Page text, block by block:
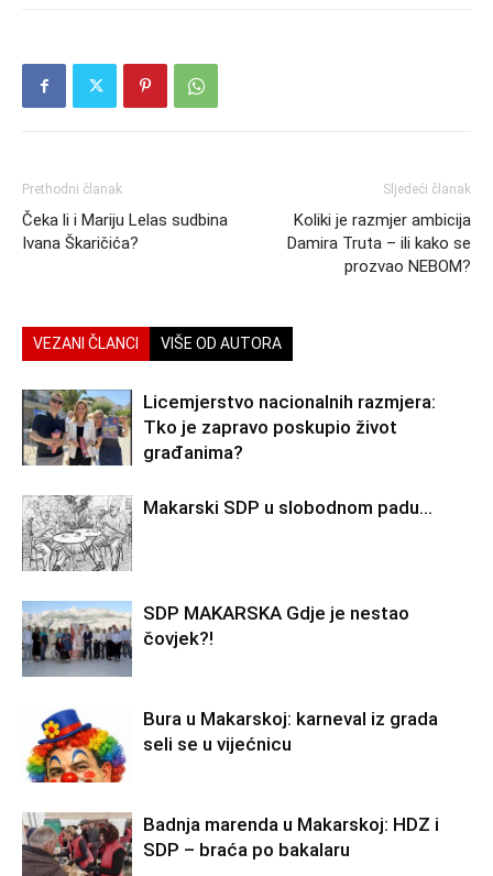
Prethodni članak
Čeka li i Mariju Lelas sudbina
Ivana Škaričića?
Sljedeći članak
Koliki je razmjer ambicija
Damira Truta – ili kako se
prozvao NEBOM?
VEZANI ČLANCI VIŠE OD AUTORA
Licemjerstvo nacionalnih razmjera:
Tko je zapravo poskupio život
građanima?
Makarski SDP u slobodnom padu…
SDP MAKARSKA Gdje je nestao
čovjek?!
Bura u Makarskoj: karneval iz grada
seli se u vijećnicu
Badnja marenda u Makarskoj: HDZ i
SDP – braća po bakalaru